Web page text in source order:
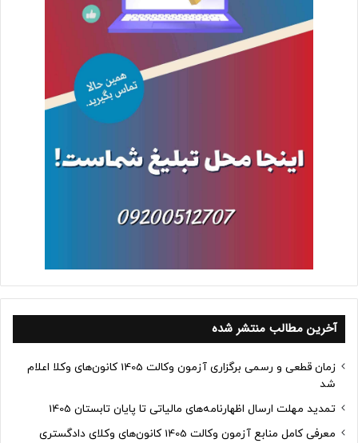
آخرین مطالب منتشر شده
زمان قطعی و رسمی برگزاری آزمون وکالت 1405 کانون‌های وکلا اعلام
شد
تمدید مهلت ارسال اظهارنامه‌های مالیاتی تا پایان تابستان 1405
معرفی کامل منابع آزمون وکالت 1405 کانون‌های وکلای دادگستری